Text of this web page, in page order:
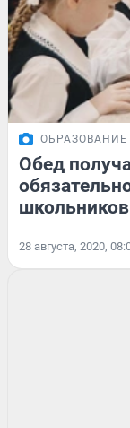
ОБРАЗОВАНИЕ
Обед
школьников
28 августа, 2020,